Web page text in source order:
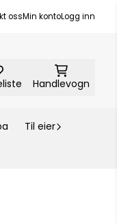
ossMin kontoLogg inn
Handlevogn
Til eier